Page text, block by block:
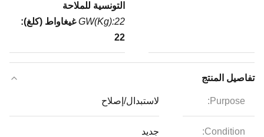
التونسية للملاحة
GW(Kg):22 غيغاواط (كلغ):
22
تفاصيل المنتج
Purpose: لاستبدال/إصلاح
Condition: جديد